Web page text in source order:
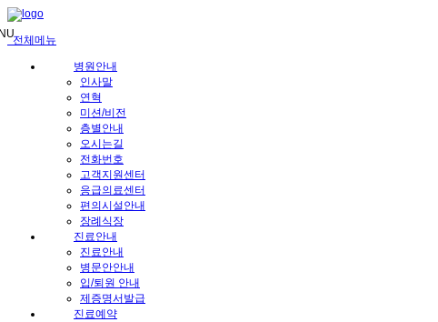
메
뉴
건
전체메뉴
병원안내
인사말
연혁
미션/비전
층별안내
오시는길
전화번호
고객지원센터
응급의료센터
편의시설안내
장례식장
진료안내
진료안내
병문안안내
입/퇴원 안내
제증명서발급
진료예약